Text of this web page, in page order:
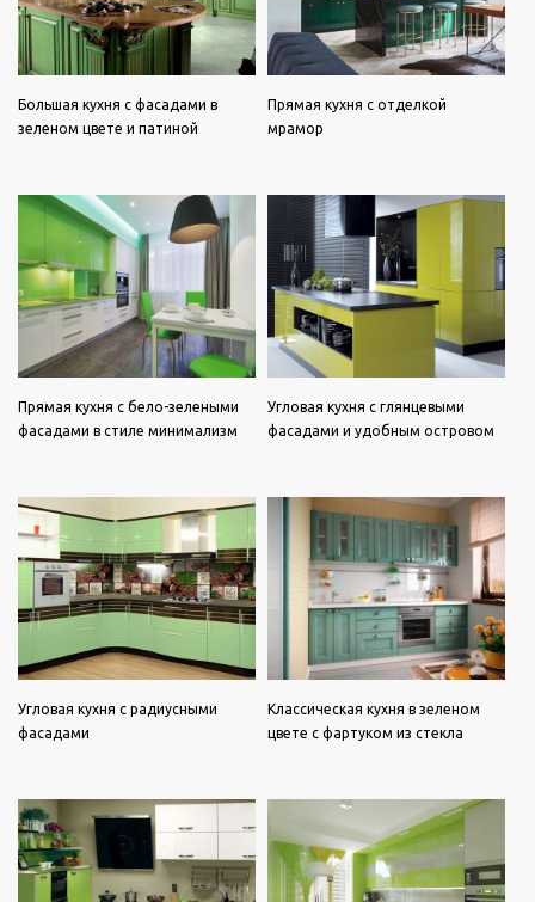
Большая кухня с фасадами в
зеленом цвете и патиной
Прямая кухня с отделкой
мрамор
Прямая кухня с бело-зелеными
фасадами в стиле минимализм
Угловая кухня с глянцевыми
фасадами и удобным островом
Угловая кухня с радиусными
фасадами
Классическая кухня в зеленом
цвете с фартуком из стекла